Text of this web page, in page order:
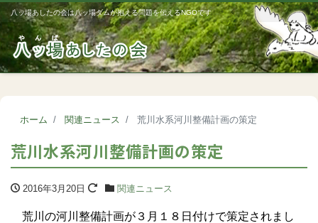
八ッ場あしたの会は八ッ場ダムが抱える問題を伝えるNGOです
ホーム 関連ニュース 荒川水系河川整備計画の策定
荒川水系河川整備計画の策定
2016年3月20日 関連ニュース
荒川の河川整備計画が３月１８日付けで策定されまし